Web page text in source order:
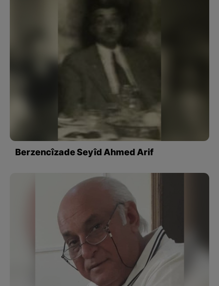
Berzencîzade Seyîd Ahmed Arif